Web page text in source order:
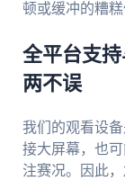
顿或缓冲的糟糕
全平台支
两不误
我们的观看设
接大屏幕，也
注赛况。因此，